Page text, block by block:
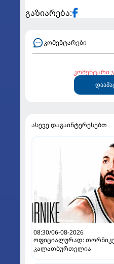
გაზიარება:
კომენტარები
კომენტარი
ასევე დაგაინტერესებთ
08:30/06-08-2026
ოფიციალურად:
კალათბურთელია